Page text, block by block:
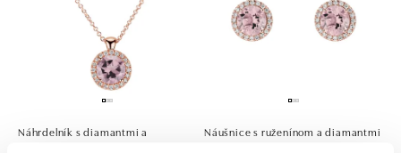
Náhrdelník s diamantmi a
Náušnice s ruženínom a diamantmi